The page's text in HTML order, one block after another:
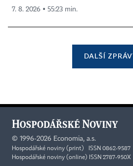
7. 8. 2026 ▪ 55:23 min.
DALŠÍ
© 1996-2026 Economia, a.s.
Hospodářské noviny (print) ISSN 0862-9587
Hospodářské noviny (online) ISSN 2787-950X